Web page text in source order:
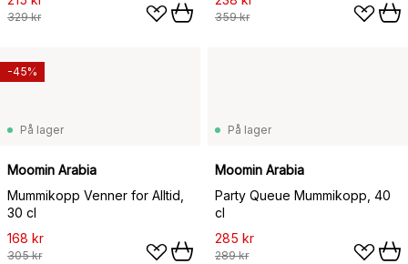
329 kr 359 kr
På lager
Moomin Arabia
Mummikopp Venner for Alltid,
30 cl
168 kr
305 kr
-45%
På lager
Moomin Arabia
Party Queue Mummikopp, 40
cl
285 kr
289 kr